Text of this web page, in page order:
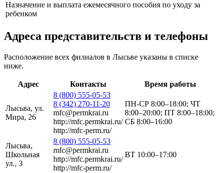
Назначение и выплата ежемесячного пособия по уходу за
ребенком
Адреса представительств и телефоны
Расположение всех филиалов в Лысьве указаны в списке
ниже.
Адрес Контакты Время работы
Лысьва, ул.
Мира, 26
8 (800) 555-05-53
8 (342) 270-11-20
mfc@permkrai.ru
http://mfc.permkrai.ru/
http://mfc-perm.ru/
ПН-СР 8:00–18:00; ЧТ
8:00–20:00; ПТ 8:00–18:00;
СБ 8:00–16:00
Лысьва,
Школьная
ул., 3
8 (800) 555-05-53
mfc@permkrai.ru
http://mfc.permkrai.ru/
http://mfc-perm.ru/
ВТ 10:00–17:00